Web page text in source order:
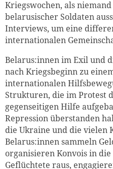
Kriegswochen, als
belarusischer Soldaten
Interviews, um eine
internationalen
Belarus:innen im Exil und
nach Kriegsbeginn zu
internationalen
Strukturen, die im Protest
gegenseitigen Hilfe
Repression überstanden
die Ukraine und die vielen
Belarus:innen sammeln
organisieren Konvois in
Geflüchtete raus,